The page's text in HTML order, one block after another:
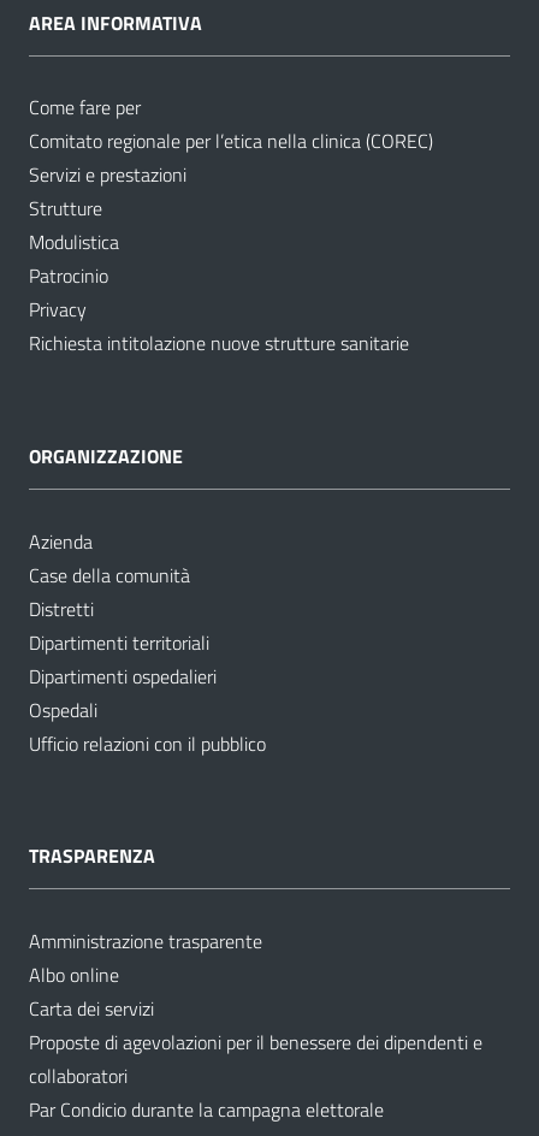
AREA INFORMATIVA
Come fare per
Comitato regionale per l’etica nella clinica (COREC)
Servizi e prestazioni
Strutture
Modulistica
Patrocinio
Privacy
Richiesta intitolazione nuove strutture sanitarie
ORGANIZZAZIONE
Azienda
Case della comunità
Distretti
Dipartimenti territoriali
Dipartimenti ospedalieri
Ospedali
Ufficio relazioni con il pubblico
TRASPARENZA
Amministrazione trasparente
Albo online
Carta dei servizi
Proposte di agevolazioni per il benessere dei dipendenti e
collaboratori
Par Condicio durante la campagna elettorale